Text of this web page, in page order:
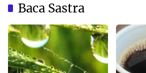
Baca Sastra